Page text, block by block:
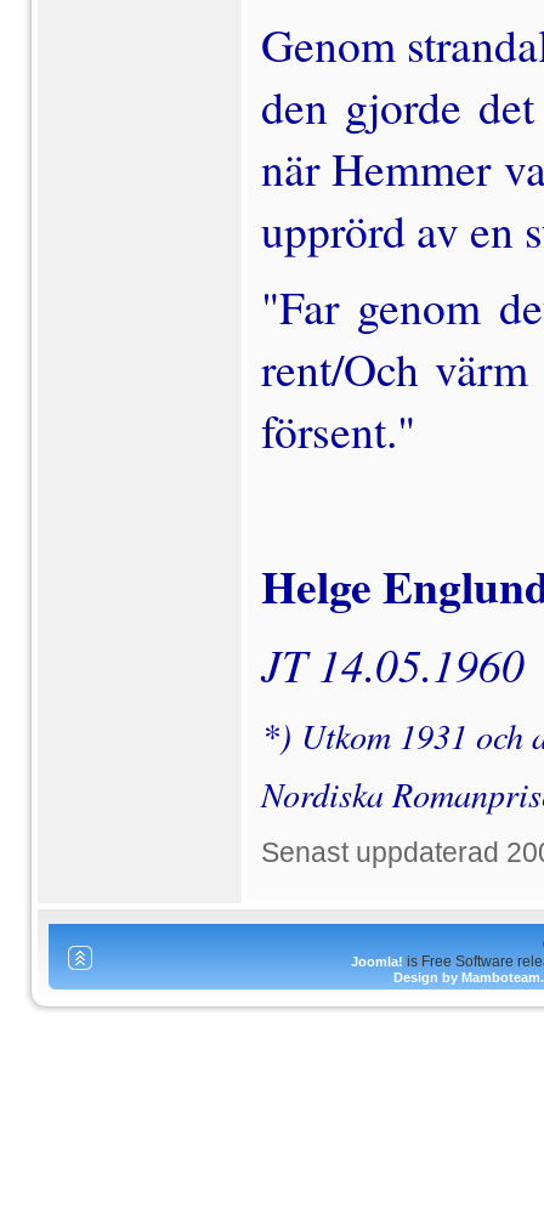
Genom
den gjorde
när Hemmer
upprörd av en
"Far genom
rent/Och
försent."
Helge
JT 14.05.1960
*) Utkom 1931
Nordiska
Senast uppdaterad
Joomla! is Free Software
Design by